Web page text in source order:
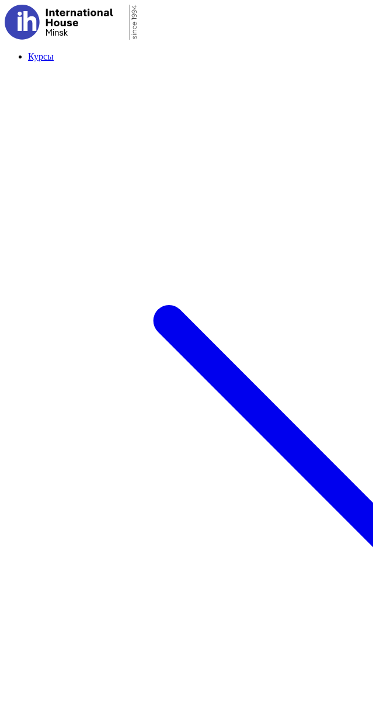
Курсы